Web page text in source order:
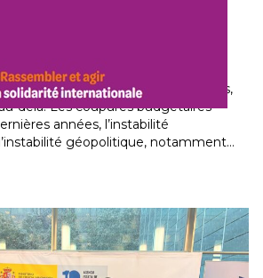
connaît des difficultés profondes,
delà. Les coupures budgétaires
années, l’instabilité
géopolitique, notamment…